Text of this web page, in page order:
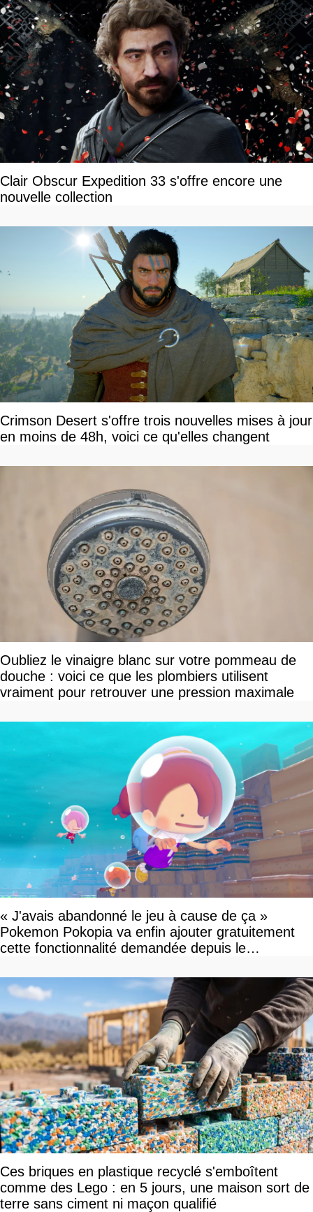
Clair Obscur Expedition 33 s'offre encore une
nouvelle collection
Crimson Desert s'offre trois nouvelles mises à jour
en moins de 48h, voici ce qu'elles changent
Oubliez le vinaigre blanc sur votre pommeau de
douche : voici ce que les plombiers utilisent
vraiment pour retrouver une pression maximale
« J'avais abandonné le jeu à cause de ça »
Pokemon Pokopia va enfin ajouter gratuitement
cette fonctionnalité demandée depuis le
Ces briques en plastique recyclé s'emboîtent
comme des Lego : en 5 jours, une maison sort de
terre sans ciment ni maçon qualifié